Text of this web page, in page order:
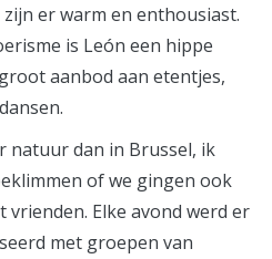
er warm en enthousiast.
is León een hippe
aanbod aan etentjes,
natuur dan in Brussel, ik
of we gingen ook
Elke avond werd er
met groepen van